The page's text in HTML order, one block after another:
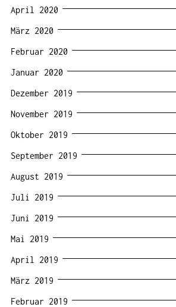
April 2020
März 2020
Februar 2020
Januar 2020
Dezember 2019
November 2019
Oktober 2019
September 2019
August 2019
Juli 2019
Juni 2019
Mai 2019
April 2019
März 2019
Februar 2019